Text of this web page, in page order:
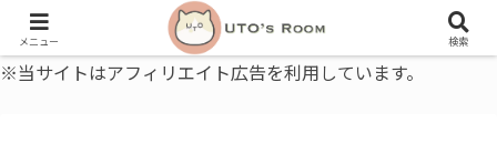
うとの部屋｜毎日に、ちょっと役立つ色と暮らし、健康のこと。
※当サイトはアフィリエイト広告を利用しています。
メニュー 検索